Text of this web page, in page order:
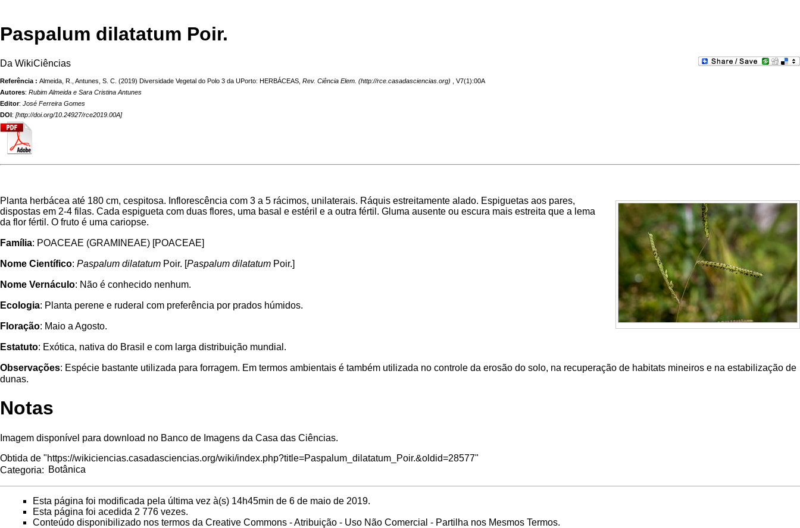
Paspalum dilatatum Poir.
Da WikiCiências
Referência : Almeida, R., Antunes, S. C. (2019) Diversidade Vegetal do Polo 3 da UPorto: HERBÁCEAS, Rev. Ciência Elem.
, V7(1):00A
Autores: Rubim Almeida e Sara Cristina Antunes
Editor: José Ferreira Gomes
DOI: [http://doi.org/10.24927/rce2019.00A]
Planta herbácea até 180 cm, cespitosa. Inflorescência com 3 a 5 rácimos, unilaterais. Ráquis estreitamente alado. Espiguetas aos pares,
dispostas em 2-4 filas. Cada espigueta com duas flores, uma basal e estéril e a outra fértil. Gluma ausente ou escura mais estreita que a lema
da flor fértil. O fruto é uma cariopse.
Família: POACEAE (GRAMINEAE) [POACEAE]
Nome Científico: Paspalum dilatatum Poir. [Paspalum dilatatum Poir.]
Nome Vernáculo: Não é conhecido nenhum.
Ecologia: Planta perene e ruderal com preferência por prados húmidos.
Floração: Maio a Agosto.
Estatuto: Exótica, nativa do Brasil e com larga distribuição mundial.
Observações: Espécie bastante utilizada para forragem. Em termos ambientais é também utilizada no controle da erosão do solo, na recuperação de habitats mineiros e na estabilização de
dunas.
Notas
Imagem disponível para download no Banco de Imagens da Casa das Ciências.
Obtida de "https://wikiciencias.casadasciencias.org/wiki/index.php?title=Paspalum_dilatatum_Poir.&oldid=28577"
Categoria: Botânica
Esta página foi modificada pela última vez à(s) 14h45min de 6 de maio de 2019.
Esta página foi acedida 2 776 vezes.
Conteúdo disponibilizado nos termos da Creative Commons - Atribuição - Uso Não Comercial - Partilha nos Mesmos Termos.